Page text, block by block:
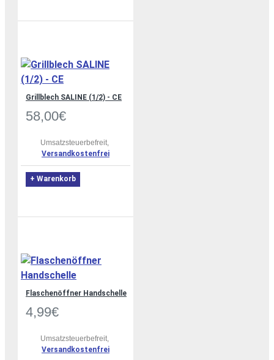
Grillblech SALINE (1/2) - CE
58,00€
Umsatzsteuerbefreit,
Versandkostenfrei
+ Warenkorb
Flaschenöffner Handschelle
4,99€
Umsatzsteuerbefreit,
Versandkostenfrei